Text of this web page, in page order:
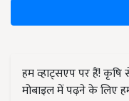
हम व्हाट्सएप पर हैं!
मोबाइल में पढ़ने के लिए